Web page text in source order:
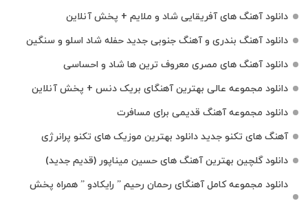
دانلود آهنگ های آفریقایی شاد و ملایم + پخش آنلاین
دانلود آهنگ بندری و آهنگ جنوبی جدید حفله شاد اسلو و سنگین
دانلود آهنگ های مصری معروف ترین ها شاد و احساسی
دانلود مجموعه عالی بهترین آهنگای بریک دنس + پخش آنلاین
دانلود مجموعه آهنگ قدیمی برای مسافرت
آهنگ های تکنو جدید دانلود بهترین موزیک های تکنو پرانرژی
دانلود گلچین بهترین آهنگ های حسین میناپور (قدیم جدید)
دانلود مجموعه کامل آهنگای رحمان رحیم ” رایکادو ” همراه پخش